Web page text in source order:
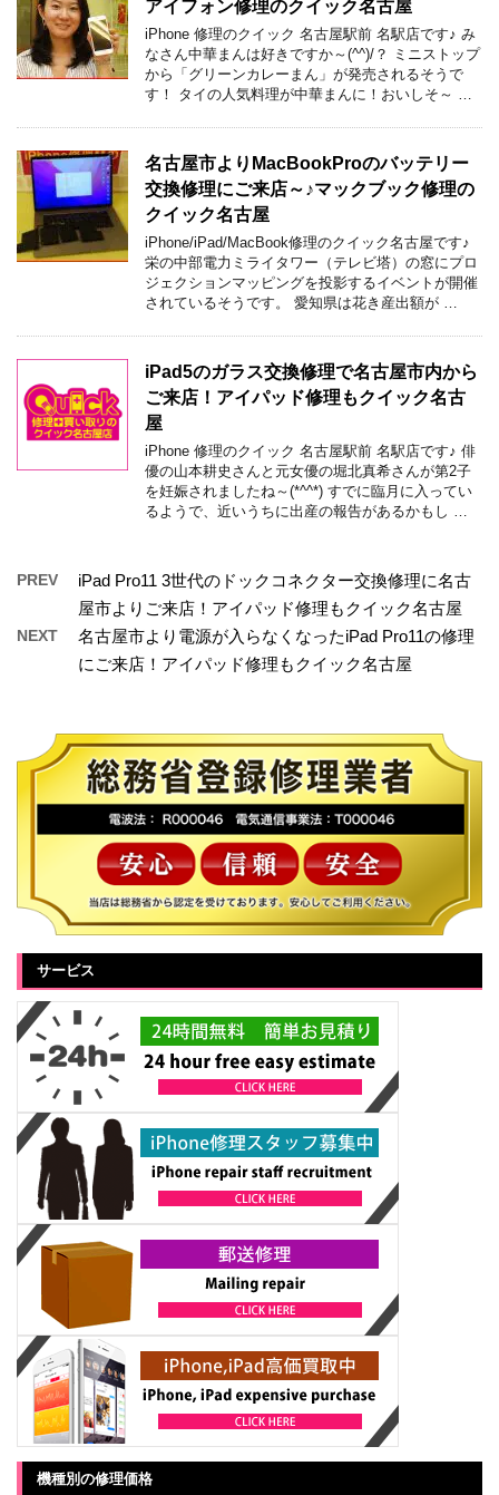
アイフォン修理のクイック名古屋
iPhone 修理のクイック 名古屋駅前 名駅店です♪ み
なさん中華まんは好きですか～(^^)/？ ミニストップ
から「グリーンカレーまん」が発売されるそうで
す！ タイの人気料理が中華まんに！おいしそ～ …
名古屋市よりMacBookProのバッテリー
交換修理にご来店～♪マックブック修理の
クイック名古屋
iPhone/iPad/MacBook修理のクイック名古屋です♪
栄の中部電力ミライタワー（テレビ塔）の窓にプロ
ジェクションマッピングを投影するイベントが開催
されているそうです。 愛知県は花き産出額が …
iPad5のガラス交換修理で名古屋市内から
ご来店！アイパッド修理もクイック名古
屋
iPhone 修理のクイック 名古屋駅前 名駅店です♪ 俳
優の山本耕史さんと元女優の堀北真希さんが第2子
を妊娠されましたね～(*^^*) すでに臨月に入ってい
るようで、近いうちに出産の報告があるかもし …
PREV
iPad Pro11 3世代のドックコネクター交換修理に名古
屋市よりご来店！アイパッド修理もクイック名古屋
NEXT
名古屋市より電源が入らなくなったiPad Pro11の修理
にご来店！アイパッド修理もクイック名古屋
サービス
機種別の修理価格